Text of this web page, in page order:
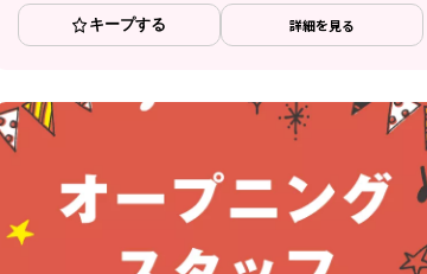
キープする 詳細を見る